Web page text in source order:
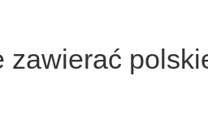
zawierać